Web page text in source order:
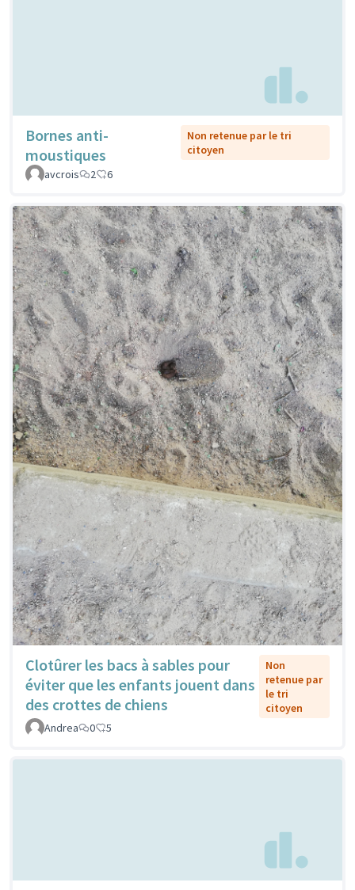
Bornes anti-
moustiques
Non retenue par le tri
citoyen
avcrois
2 6
Clotûrer les bacs à sables pour
éviter que les enfants jouent dans
des crottes de chiens
Non
retenue par
le tri
citoyen
Andrea
0 5